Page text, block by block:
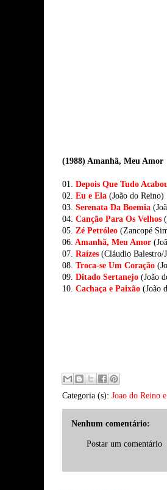
(1988) Amanhã, Meu Amor
01. Depois Que Tudo
02. Eu e Ela (João do Reino)
03. Serenata Da Boemia
04. Canção Para Os Velhos
05. Zé Petróleo (Zancopé
06. Amanhã, Meu Amor
07. Raízes (Cláudio Balestro/
08. Troca-se Um Coração
09. Ditado Sertanejo (João
10. Cachaça e Paixão (João
Categoria (s): Joao do Reino
Nenhum comentário:
Postar um comentário